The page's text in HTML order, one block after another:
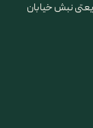
نبش خیابان